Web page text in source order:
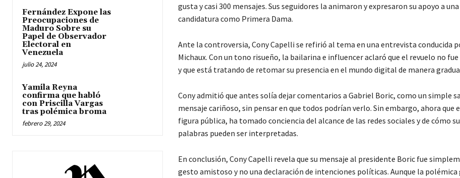
Fernández Expone las
Preocupaciones de
Maduro Sobre su
Papel de Observador
Electoral en
Venezuela
julio 24, 2024
Yamila Reyna
confirma que habló
con Priscilla Vargas
tras polémica broma
febrero 29, 2024
gusta y casi 300 mensajes. Sus seguidores la animaron y expresaron su apoyo a
candidatura como Primera Dama.
Ante la controversia, Cony Capelli se refirió al tema en una entrevista conducida
Michaux. Con un tono risueño, la bailarina e influencer aclaró que el revuelo no
y que está tratando de retomar su presencia en el mundo digital de manera
Cony admitió que antes solía dejar comentarios a Gabriel Boric, como un simple
mensaje cariñoso, sin pensar en que todos podrían verlo. Sin embargo, ahora que
figura pública, ha tomado conciencia del alcance de las redes sociales y de cómo
palabras pueden ser interpretadas.
En conclusión, Cony Capelli revela que su mensaje al presidente Boric fue
gesto amistoso y no una declaración de intenciones políticas. Aunque la polémica